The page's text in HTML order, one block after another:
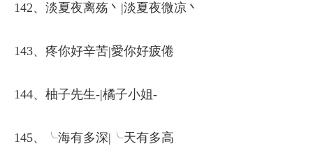
142、淡夏夜离殇丶|淡夏夜微凉丶
143、疼你好辛苦|愛你好疲倦
144、柚子先生-|橘子小姐-
145、╰海有多深|╰天有多高